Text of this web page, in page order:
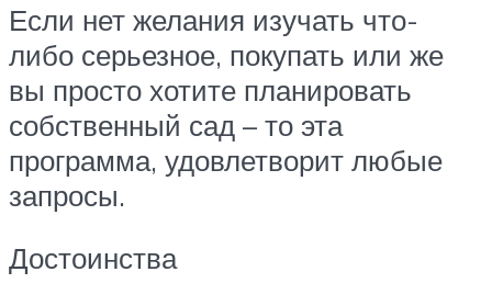
Если нет желания изучать что-
либо серьезное, покупать или же
вы просто хотите планировать
собственный сад – то эта
программа, удовлетворит любые
запросы.
Достоинства